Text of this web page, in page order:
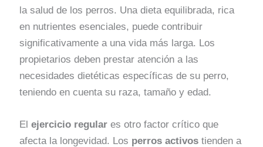
la salud de los perros. Una dieta equilibrada, rica
en nutrientes esenciales, puede contribuir
significativamente a una vida más larga. Los
propietarios deben prestar atención a las
necesidades dietéticas específicas de su perro,
teniendo en cuenta su raza, tamaño y edad.
Elejercicio regular es otro factor crítico que
afecta la longevidad. Los perros activos tienden a